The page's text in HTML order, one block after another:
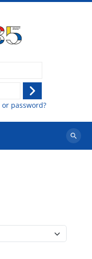
Log
in
password?
Search